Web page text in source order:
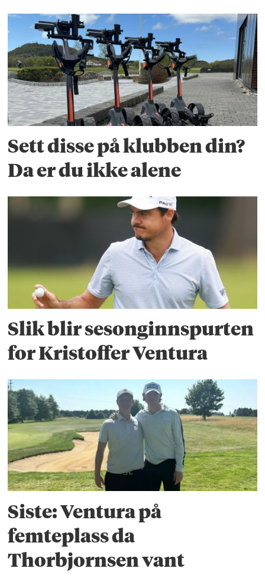
Sett disse på klubben din?
Da er du ikke alene
Slik blir sesonginnspurten
for Kristoffer Ventura
Siste: Ventura på
femteplass da
Thorbjornsen vant